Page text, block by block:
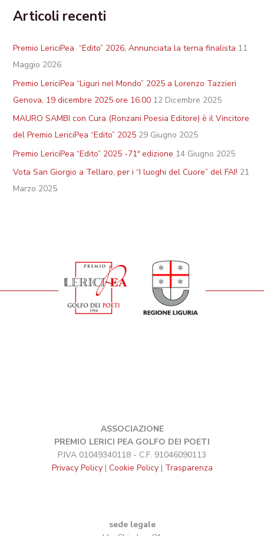
Articoli recenti
Premio LericiPea “Edito” 2026, Annunciata la terna finalista 11
Maggio 2026
Premio LericiPea “Liguri nel Mondo” 2025 a Lorenzo Tazzieri
Genova, 19 dicembre 2025 ore 16.00 12 Dicembre 2025
MAURO SAMBI con Cura (Ronzani Poesia Editore) è il Vincitore
del Premio LericiPea “Edito” 2025 29 Giugno 2025
Premio LericiPea “Edito” 2025 -71ª edizione 14 Giugno 2025
Vota San Giorgio a Tellaro, per i “I luoghi del Cuore” del FAI! 21
Marzo 2025
ASSOCIAZIONE
PREMIO LERICI PEA GOLFO DEI POETI
P.IVA 01049340118 - C.F. 91046090113
Privacy Policy| Cookie Policy| Trasparenza
sede legale